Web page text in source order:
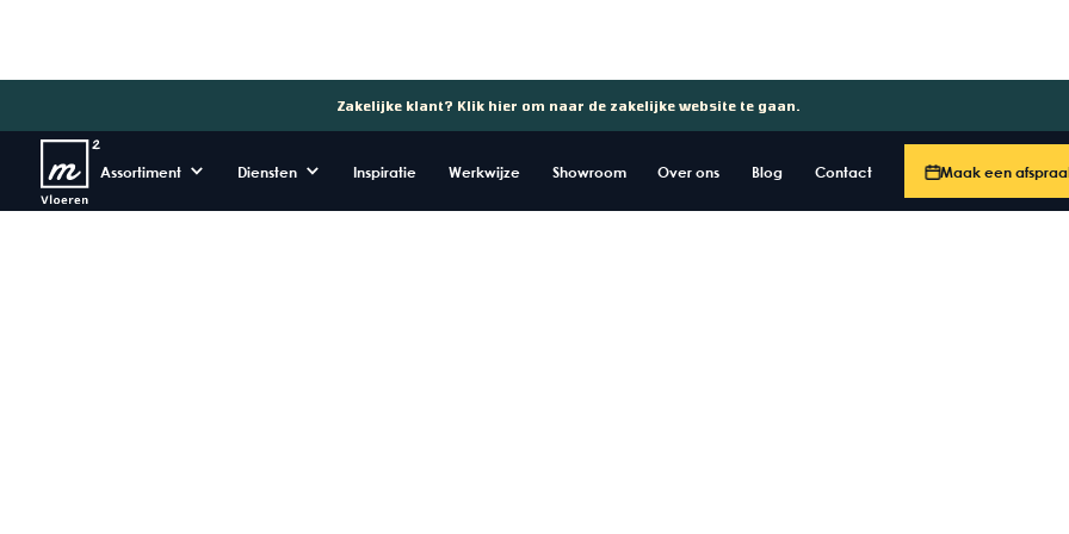
Zakelijke klant? Klik hier om naar de zakelijke website te gaan.
Assortiment Diensten Inspiratie Werkwijze Showroom Over ons Blog Contact Maak een